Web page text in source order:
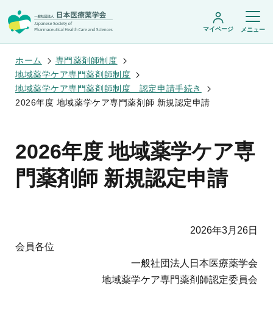
日本医療薬学会について
設立趣旨・活動概要
沿革・あゆみ
組織・名簿
委員会
開催予定のイベント一覧
年会
医療薬学公開シンポジウム
がん専門薬剤師全体会議
がん専門薬剤師アドバンスト研修会
その他の主催イベント
学術誌・書籍
医療薬学
がん専門薬剤師制度
地域薬学ケア専門薬剤師制度
他団体との連携協力
マイページ メニュー
ホーム
専門薬剤師制度
地域薬学ケア専門薬剤師制度
地域薬学ケア専門薬剤師制度 認定申請手続き
2026年度 地域薬学ケア専門薬剤師 新規認定申請
2026年度 地域薬学ケア専
門薬剤師 新規認定申請
2026年3月26日
会員各位
一般社団法人日本医療薬学会
地域薬学ケア専門薬剤師認定委員会